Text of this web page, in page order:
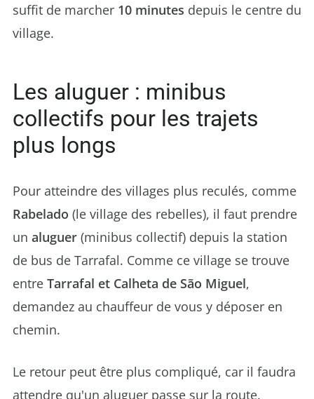
suffit de marcher 10 minutes depuis le centre du
village.
Les aluguer : minibus
collectifs pour les trajets
plus longs
Pour atteindre des villages plus reculés, comme
Rabelado (le village des rebelles), il faut prendre
un aluguer (minibus collectif) depuis la station
de bus de Tarrafal. Comme ce village se trouve
entre Tarrafal et Calheta de São Miguel,
demandez au chauffeur de vous y déposer en
chemin.
Le retour peut être plus compliqué, car il faudra
attendre qu'un aluguer passe sur la route.